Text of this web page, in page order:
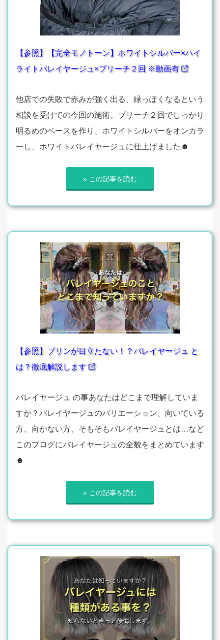
【参照】【完全モノトーン】ホワイトシルバー×ハイ
ライトバレイヤージュ×ブリーチ２回 ※動画有
他店での失敗で赤みが強く出る、緑っぽくなるという
相談を受けての今回の施術。ブリーチ２回でしっかり
明るめのベースを作り、ホワイトシルバーをオンカラ
ーし、ホワイトバレイヤージュに仕上げました☻
» この記事を読む
【参照】プリンが目立たない！？バレイヤージュ と
は？徹底解説します
バレイヤージュ の事あなたはどこまで理解していま
すか？バレイヤージュのバリエーション、向いている
方、向かない方、そもそもバレイヤージュとは…など
このブログにバレイヤージュの全貌をまとめています
☻
» この記事を読む